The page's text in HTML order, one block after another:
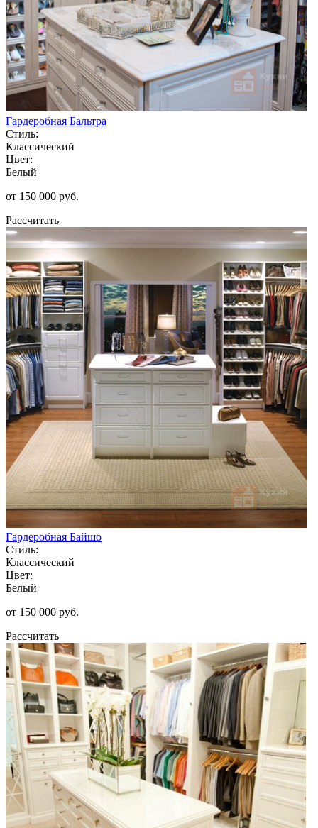
Гардеробная Бальтра
Стиль:
Классический
Цвет:
Белый
от 150 000 руб.
Рассчитать
Гардеробная Байшо
Стиль:
Классический
Цвет:
Белый
от 150 000 руб.
Рассчитать